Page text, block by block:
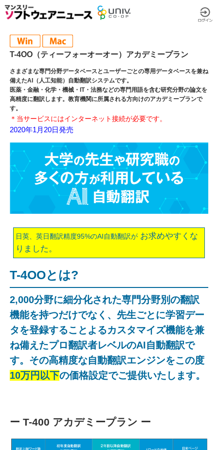
T-4OO（ティーフォーオーオー）アカデミープラン
さまざまな専門分野データベースとユーザーごとの専用データベースを兼ね
備えたAI（人工知能）自動翻訳システムです。
医薬・金融・化学・機械・IT・法務などの専門用語を含む研究分野の論文を
高精度に翻訳します。教育機関に所属される方向けのアカデミープランで
す。
＊当サービスにはインターネット接続が必要です。
2020年1月20日発売
日英、英日翻訳精度95%のAI自動翻訳が お求めやすくな
りました。
T-4OOとは?
2,000分野に細分化された専門分野別の翻訳
機能を持つだけでなく、先生ごとに学習デー
タを登録することよるカスタマイズ機能を兼
ね備えたプロ翻訳者レベルのAI自動翻訳で
す。その高精度な自動翻訳エンジンをこの度
10万円以下の価格設定でご提供いたします。
ー T-400 アカデミープラン ー